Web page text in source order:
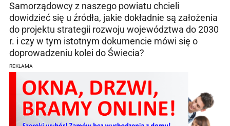
Samorządowcy z naszego powiatu chcieli
dowidzieć się u źródła, jakie dokładnie są założenia
do projektu strategii rozwoju województwa do 2030
r. i czy w tym istotnym dokumencie mówi się o
doprowadzeniu kolei do Świecia?
REKLAMA